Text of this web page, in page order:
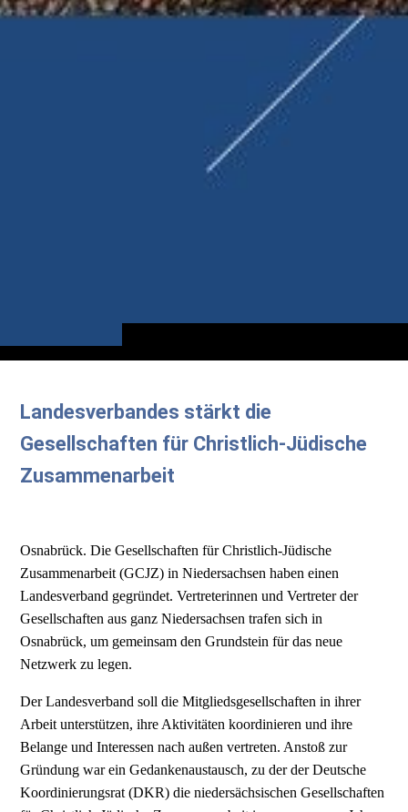
Landesverbandes stärkt die
Gesellschaften für Christlich-Jüdische
Zusammenarbeit
Osnabrück. Die Gesellschaften für Christlich-Jüdische
Zusammenarbeit (GCJZ) in Niedersachsen haben einen
Landesverband gegründet. Vertreterinnen und Vertreter der
Gesellschaften aus ganz Niedersachsen trafen sich in
Osnabrück, um gemeinsam den Grundstein für das neue
Netzwerk zu legen.
Der Landesverband soll die Mitgliedsgesellschaften in ihrer
Arbeit unterstützen, ihre Aktivitäten koordinieren und ihre
Belange und Interessen nach außen vertreten. Anstoß zur
Gründung war ein Gedankenaustausch, zu der der Deutsche
Koordinierungsrat (DKR) die niedersächsischen Gesellschaften